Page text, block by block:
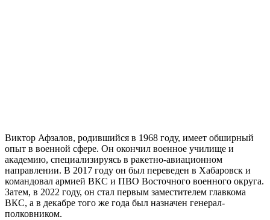
Виктор Афзалов, родившийся в 1968 году, имеет обширный
опыт в военной сфере. Он окончил военное училище и
академию, специализируясь в ракетно-авиационном
направлении. В 2017 году он был переведен в Хабаровск и
командовал армией ВКС и ПВО Восточного военного округа.
Затем, в 2022 году, он стал первым заместителем главкома
ВКС, а в декабре того же года был назначен генерал-
полковником.